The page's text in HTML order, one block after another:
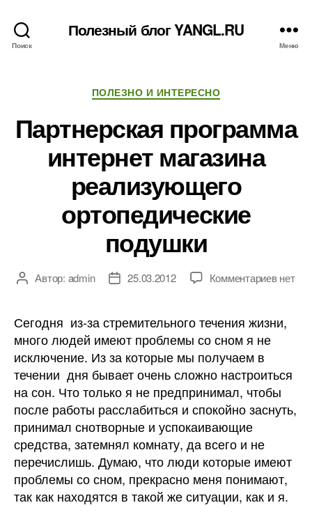
Поиск
Полезный блог YANGL.RU
Меню
Рубрики
ПОЛЕЗНО И ИНТЕРЕСНО
Партнерская программа
интернет магазина
реализующего
ортопедические
подушки
АвторАвтор: admin
Дата25.03.2012 Комментариевк
нет
Сегодня из-за стремительного течения жизни,
много людей имеют проблемы со сном я не
исключение. Из за которые мы получаем в
течении дня бывает очень сложно настроиться
на сон. Что только я не предпринимал, чтобы
после работы расслабиться и спокойно заснуть,
принимал снотворные и успокаивающие
средства, затемнял комнату, да всего и не
перечислишь. Думаю, что люди которые имеют
проблемы со сном, прекрасно меня понимают,
так как находятся в такой же ситуации, как и я.